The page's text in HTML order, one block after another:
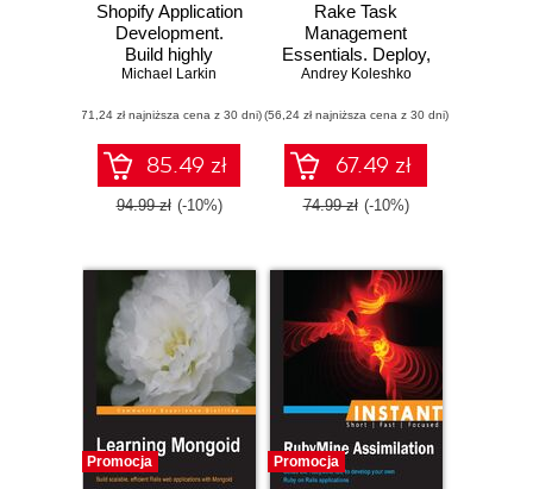
Shopify Application
Development.
Build highly
effective Shopify
powerful Ruby on
Rails framework
Michael Larkin
(71,24 zł najniższa cena z 30 dni)
85.49 zł
94.99 zł (-10%)
Rake Task
Management
Essentials. Deploy,
test, and build
real-world
automation
challenges using
Rake
Andrey Koleshko
(56,24 zł najniższa cena z 30 dni)
67.49 zł
74.99 zł (-10%)
Promocja Promocja